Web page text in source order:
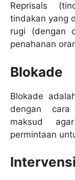
Reprisals
tindakan yang
rugi (dengan
penahanan
Blokade
Blokade
dengan cara
maksud
permintaan
Intervensi